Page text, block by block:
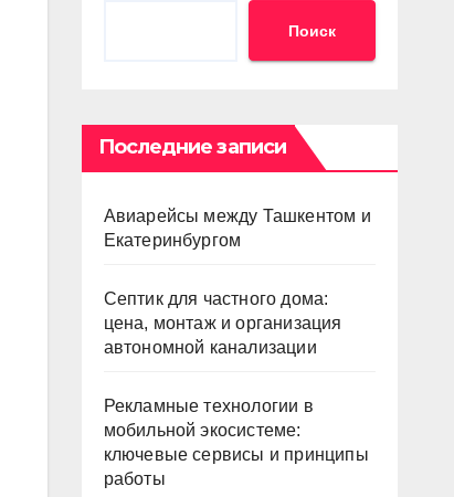
Поиск
Последние записи
Авиарейсы между Ташкентом и
Екатеринбургом
Септик для частного дома:
цена, монтаж и организация
автономной канализации
Рекламные технологии в
мобильной экосистеме:
ключевые сервисы и принципы
работы